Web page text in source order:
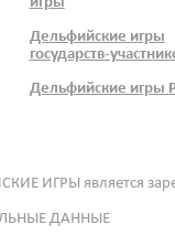
Дельфийские игры
государств-
Дельфийские игры
ИГРЫ является
ДАННЫЕ